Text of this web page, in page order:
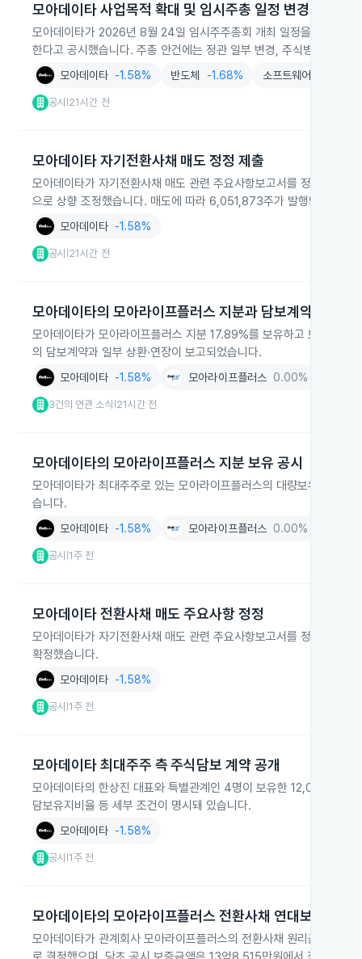
모아데이타 사업목적 확대 및 임시주총 일정 변경
모아데이타가 2026년 8월 24일 임시주주총회 개최 일정을 변경하
한다고 공시했습니다. 주총 안건에는 정관 일부 변경, 주식병합, 이사
모아데이타 -1.58% 반도체 -1.68% 소프트웨어
공시 21시간 전
모아데이타 자기전환사채 매도 정정 제출
모아데이타가 자기전환사채 매도 관련 주요사항보고서를 정정 제
으로 상향 조정했습니다. 매도에 따라 6,051,873주가 발행돼 기존
모아데이타 -1.58%
공시 21시간 전
모아데이타의 모아라이프플러스 지분과 담보계약 현황
모아데이타가 모아라이프플러스 지분 17.89%를 보유하고 보유 전량
의 담보계약과 일부 상환·연장이 보고되었습니다.
모아데이타 -1.58% 모아라이프플러스 0.00%
3건의 연관 소식 21시간 전
모아데이타의 모아라이프플러스 지분 보유 공시
모아데이타가 최대주주로 있는 모아라이프플러스의 대량보유상황
습니다.
모아데이타 -1.58% 모아라이프플러스 0.00%
공시 |1주 전
모아데이타 전환사채 매도 주요사항 정정
모아데이타가 자기전환사채 매도 관련 주요사항보고서를 정정 공시
확정했습니다.
모아데이타 -1.58%
공시 |1주 전
모아데이타 최대주주 측 주식담보 계약 공개
모아데이타의 한상진 대표와 특별관계인 4명이 보유한 12,031,440
담보유지비율 등 세부 조건이 명시돼 있습니다.
모아데이타 -1.58%
공시 |1주 전
모아데이타의 모아라이프플러스 전환사채 연대보증 결정
모아데이타가 관계회사 모아라이프플러스의 전환사채 원리금에